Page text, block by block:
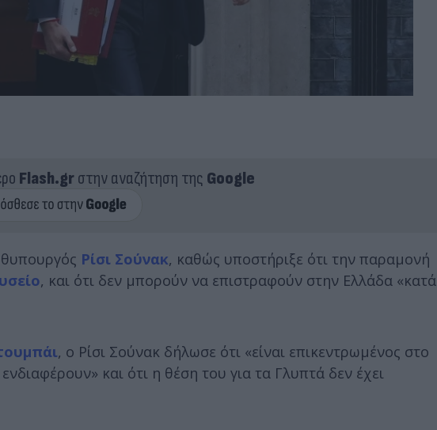
Flash.grστην αναζήτηση της Google
Ρίσι Σούνακ, καθώς υποστήριξε ότι την παραμονή
, και ότι δεν μπορούν να επιστραφούν στην Ελλάδα «κατά
, ο Ρίσι Σούνακ δήλωσε ότι «είναι επικεντρωμένος στο
και ότι η θέση του για τα Γλυπτά δεν έχει